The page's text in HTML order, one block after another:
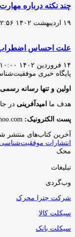
چند نکته درباره
۱۹ اردیبهشت ۱۴۰۲ ۰۲:۵۶
علت احساس اضطراب
۱۴ فروردین ۱۴۰۲ ۱۰:۰۰
پایگاه‌ خبری
اولین و تنها رسانه
هدف ما امیدآفرینی در
پست الکترونیک:
آخرین کتاب‌های منتشر
انتشارات موفقیت‌شناسی
محک
تبلیغات
وب‌گردی
شرکت چترا محرک
سیکلت کالا
سیکلت بانک